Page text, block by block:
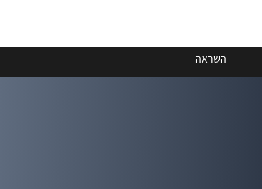
השראה